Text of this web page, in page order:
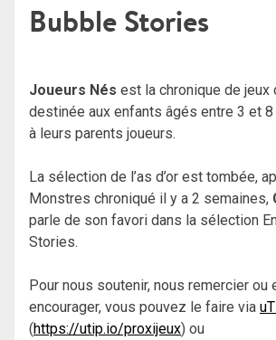
Bubble Stories
Joueurs Nés est la chronique de jeux
destinée aux enfants âgés entre 3 et
à leurs parents joueurs.
La sélection de l’as d’or est tombée,
Monstres chroniqué il y a 2 semaines,
parle de son favori dans la sélection
Stories.
Pour nous soutenir, nous remercier ou
encourager, vous pouvez le faire via
(https://utip.io/proxijeux) ou